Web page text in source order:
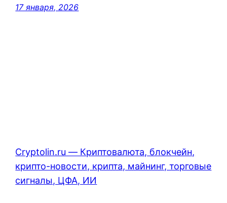
17 января, 2026
Cryptolin.ru — Криптовалюта, блокчейн,
крипто-новости, крипта, майнинг, торговые
сигналы, ЦФА, ИИ